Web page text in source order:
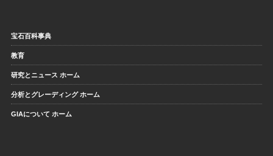
宝石百科事典
教育
研究とニュース ホーム
分析とグレーディング ホーム
GIAについて ホーム